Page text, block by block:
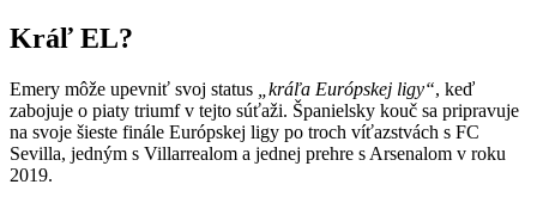
Kráľ EL?
Emery môže upevniť svoj status „kráľa Európskej ligy“, keď
zabojuje o piaty triumf v tejto súťaži. Španielsky kouč sa pripravuje
na svoje šieste finále Európskej ligy po troch víťazstvách s FC
Sevilla, jedným s Villarrealom a jednej prehre s Arsenalom v roku
2019.